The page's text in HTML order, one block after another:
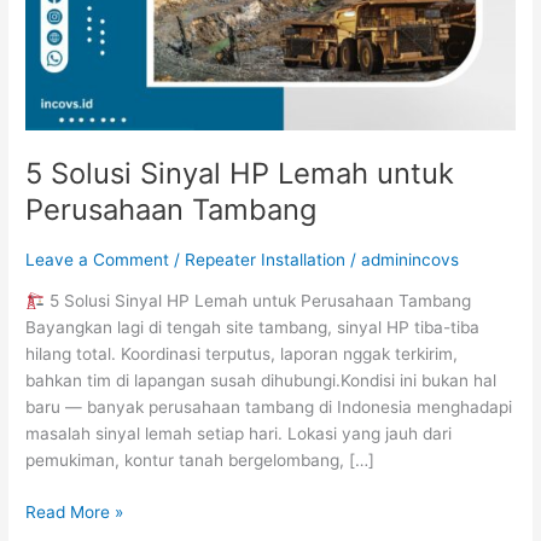
5 Solusi Sinyal HP Lemah untuk
Perusahaan Tambang
Leave a Comment / Repeater Installation /adminincovs
5 Solusi Sinyal HP Lemah untuk Perusahaan Tambang
Bayangkan lagi di tengah site tambang, sinyal HP tiba-tiba
hilang total. Koordinasi terputus, laporan nggak terkirim,
bahkan tim di lapangan susah dihubungi.Kondisi ini bukan hal
baru — banyak perusahaan tambang di Indonesia menghadapi
masalah sinyal lemah setiap hari. Lokasi yang jauh dari
pemukiman, kontur tanah bergelombang, […]
Read More »